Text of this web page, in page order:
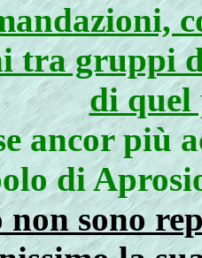
tra gruppi
di quel
ancor più
di
sono